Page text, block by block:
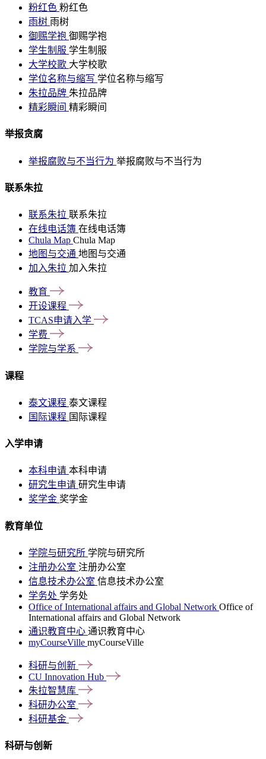
粉红色 粉红色
雨树 雨树
御赐学袍 御赐学袍
学生制服 学生制服
大学校歌 大学校歌
学位名称与缩写 学位名称与缩写
朱拉品牌 朱拉品牌
精彩瞬间 精彩瞬间
举报贪腐
举报腐败与不当行为 举报腐败与不当行为
联系朱拉
联系朱拉 联系朱拉
在线电话簿 在线电话簿
Chula Map Chula Map
地图与交通 地图与交通
加入朱拉 加入朱拉
教育
开设课程
TCAS申请入学
学费
学院与学系
课程
泰文课程 泰文课程
国际课程 国际课程
入学申请
本科申请 本科申请
研究生申请 研究生申请
奖学金 奖学金
教育单位
学院与研究所 学院与研究所
注册办公室 注册办公室
信息技术办公室 信息技术办公室
学务处 学务处
Office of International affairs and Global Network Office of
International affairs and Global Network
通识教育中心 通识教育中心
myCourseVille myCourseVille
科研与创新
CU Innovation Hub
朱拉智慧库
科研办公室
科研基金
科研与创新